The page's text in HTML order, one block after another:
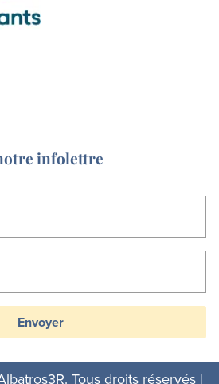
infolettre
Envoyer
Tous droits réservés |